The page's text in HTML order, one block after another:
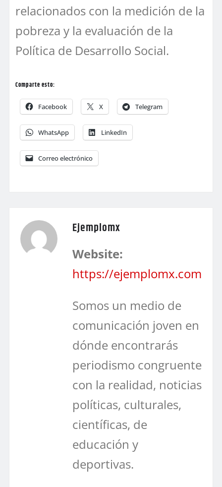
relacionados con la medición de la
pobreza y la evaluación de la
Política de Desarrollo Social.
Comparte esto:
Facebook X Telegram
WhatsApp LinkedIn
Correo electrónico
Ejemplomx
Website:
https://ejemplomx.com
Somos un medio de
comunicación joven en
dónde encontrarás
periodismo congruente
con la realidad, noticias
políticas, culturales,
científicas, de
educación y
deportivas.